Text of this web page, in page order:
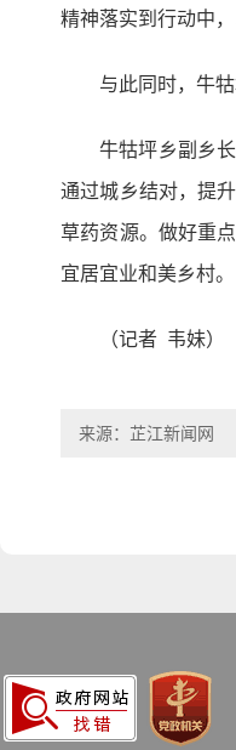
精神落实到行动中
与此同时，牛
牛牯坪乡副乡
通过城乡结对，提
草药资源。做好重
宜居宜业和美乡村。
（记者 韦妹）
来源：芷江新闻网